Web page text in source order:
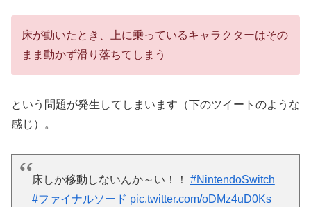
床が動いたとき、上に乗っているキャラクターはその
まま動かず滑り落ちてしまう
という問題が発生してしまいます（下のツイートのような
感じ）。
床しか移動しないんか～い！！ #NintendoSwitch
#ファイナルソード pic.twitter.com/oDMz4uD0Ks